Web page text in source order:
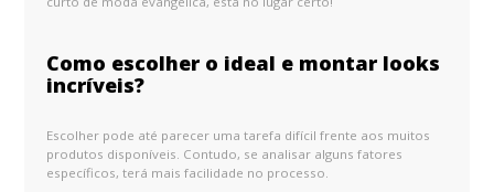
Como escolher o ideal e montar looks
incríveis?
Escolher pode até parecer uma tarefa difícil frente aos muitos
produtos disponíveis. Contudo, se analisar alguns fatores
específicos, terá mais facilidade no processo.